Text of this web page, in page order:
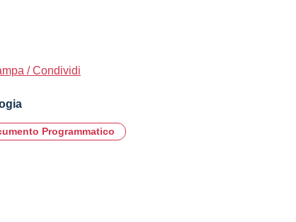
/ Condividi
Programmatico